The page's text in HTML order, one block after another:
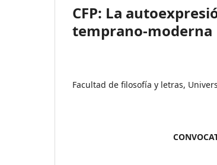
CFP: La
temprano-moderna
Facultad de filosofía y letras,